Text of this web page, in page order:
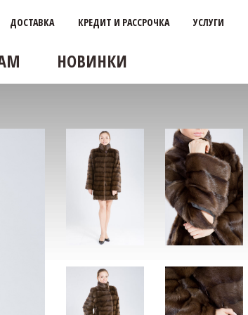
ДОСТАВКА КРЕДИТ И РАССРОЧКА УСЛУГИ
НОВИНКИ